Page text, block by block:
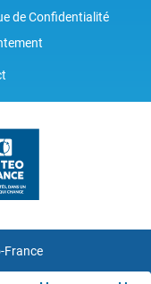
de Confidentialité
France